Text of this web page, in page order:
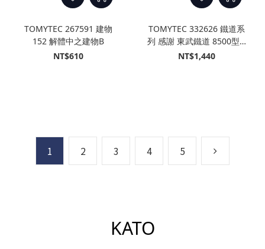
TOMYTEC 267591 建物
152 解體中之建物B
NT$610
TOMYTEC 332626 鐵道系
列 感謝 東武鐵道 8500型 2
輛固定編成 (2輛)
NT$1,440
1 2 3 4 5
KATO